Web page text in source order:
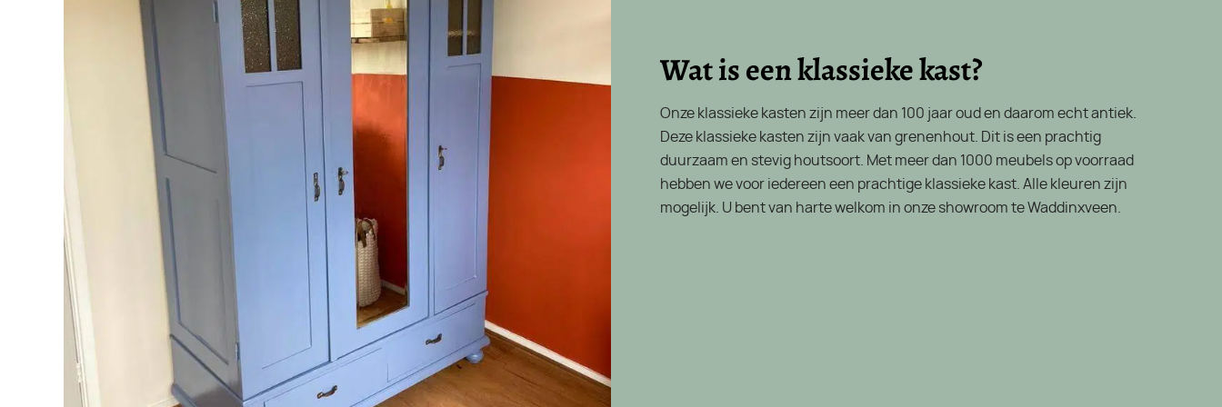
Wat is een klassieke kast?
Onze klassieke kasten zijn meer dan 100 jaar oud en daarom echt antiek.
Deze klassieke kasten zijn vaak van grenenhout. Dit is een prachtig
duurzaam en stevig houtsoort. Met meer dan 1000 meubels op voorraad
hebben we voor iedereen een prachtige klassieke kast. Alle kleuren zijn
mogelijk. U bent van harte welkom in onze showroom te Waddinxveen.